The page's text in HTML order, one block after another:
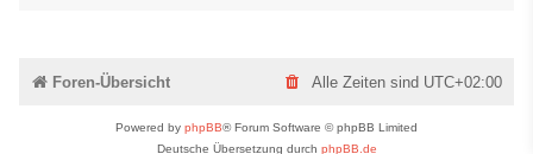
Foren-Übersicht Alle Zeiten sind UTC+02:00
Powered by phpBB® Forum Software © phpBB Limited
Deutsche Übersetzung durch phpBB.de